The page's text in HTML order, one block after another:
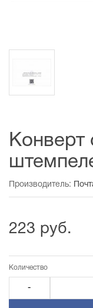
Конверт
Производитель:
223 руб.
Количество
-